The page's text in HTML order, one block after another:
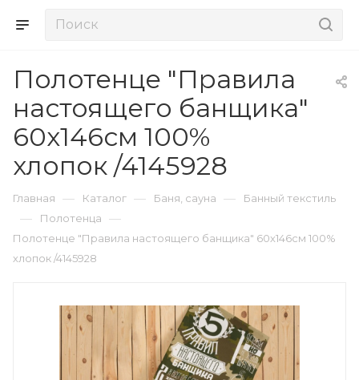
Полотенце "Правила
настоящего банщика"
60х146см 100%
хлопок /4145928
Главная — Каталог — Баня, сауна — Банный текстиль
— Полотенца —
Полотенце "Правила настоящего банщика" 60х146см 100%
хлопок /4145928